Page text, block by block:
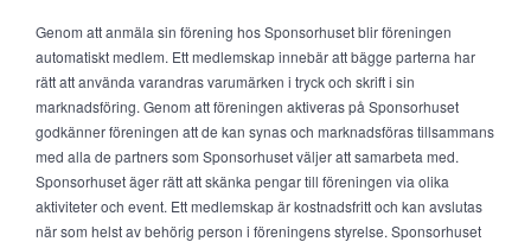
Genom att anmäla sin förening hos Sponsorhuset blir föreningen
automatiskt medlem. Ett medlemskap innebär att bägge parterna har
rätt att använda varandras varumärken i tryck och skrift i sin
marknadsföring. Genom att föreningen aktiveras på Sponsorhuset
godkänner föreningen att de kan synas och marknadsföras tillsammans
med alla de partners som Sponsorhuset väljer att samarbeta med.
Sponsorhuset äger rätt att skänka pengar till föreningen via olika
aktiviteter och event. Ett medlemskap är kostnadsfritt och kan avslutas
när som helst av behörig person i föreningens styrelse. Sponsorhuset